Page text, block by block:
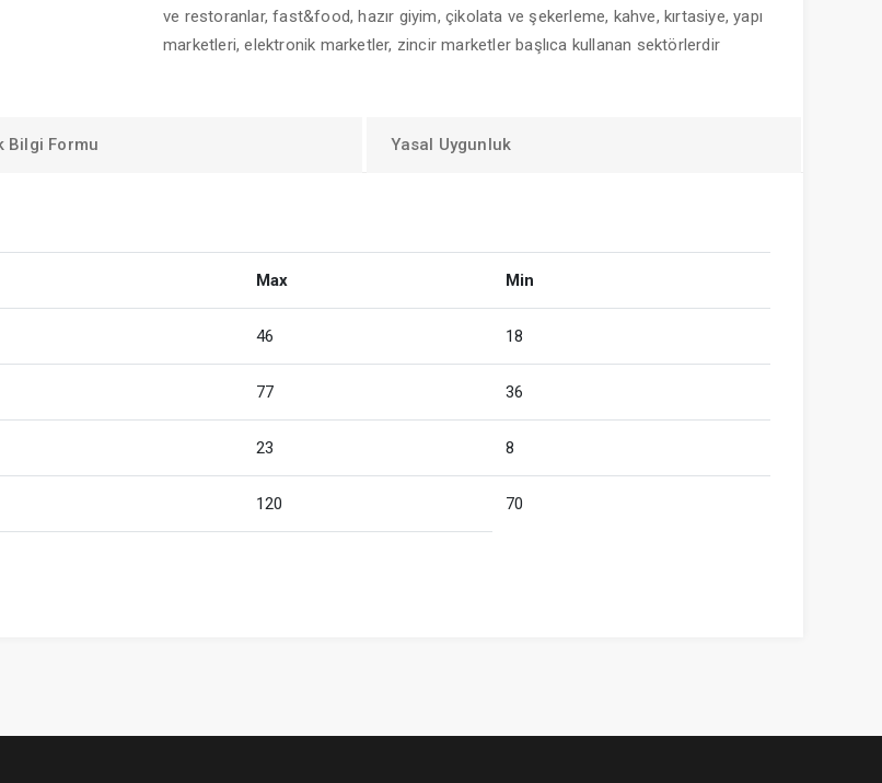
ve restoranlar, fast&food, hazır giyim, çikolata ve şekerleme, kahve, kırtasiye, yapı
marketleri, elektronik marketler, zincir marketler başlıca kullanan sektörlerdir
Bilgi Formu Yasal Uygunluk
Max Min
46 18
77 36
23 8
120 70